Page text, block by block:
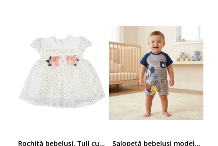
Rochiță bebelusi, Tull cu Sclipici Auriu, Aplicații Florale 3D în Talie Salopetă bebeluși model cu Mickey Mouse